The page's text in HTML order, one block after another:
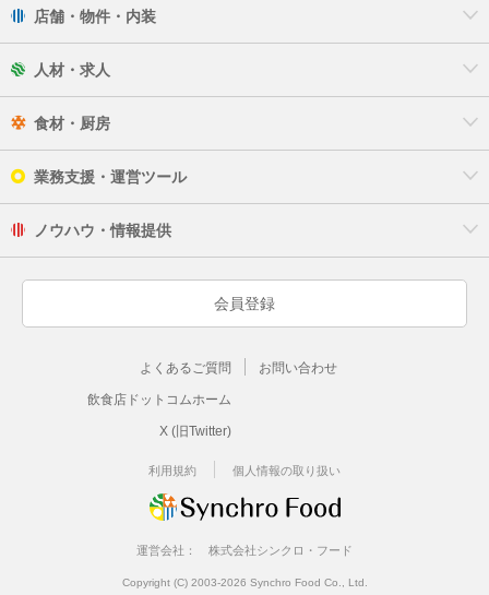
店舗・物件・内装
人材・求人
食材・厨房
業務支援・運営ツール
ノウハウ・情報提供
会員登録
よくあるご質問 お問い合わせ
飲食店ドットコムホーム
X (旧Twitter)
利用規約 個人情報の取り扱い
運営会社： 株式会社シンクロ・フード
Copyright (C) 2003-2026 Synchro Food Co., Ltd.